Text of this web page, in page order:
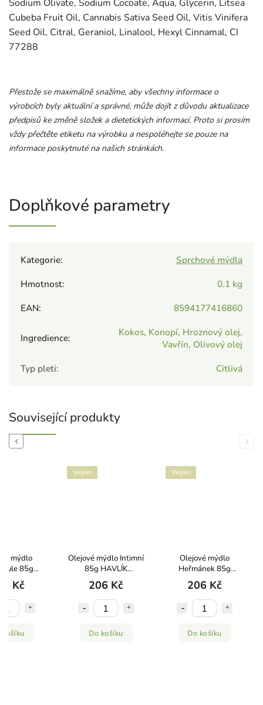
Sodium Olivate, Sodium Cocoate, Aqua, Glycerin, Litsea
Cubeba Fruit Oil, Cannabis Sativa Seed Oil, Vitis Vinifera
Seed Oil, Citral, Geraniol, Linalool, Hexyl Cinnamal, CI
77288
Přestože se maximálně snažíme, aby všechny informace o
výrobcích byly aktuální a správné, může dojít z důvodu aktualizace
předpisů ke změně složek a dietetických informací. Proto si prosím
vždy přečtěte etiketu na výrobku a nespoléhejte se pouze na
informace poskytnuté na našich stránkách.
Doplňkové parametry
Kategorie:
Sprchové mýdla
Hmotnost:
0.1 kg
EAN: 8594177416860
Ingredience:
Kokos, Konopí, Hroznový olej,
Vavřín, Olivový olej
Typ pleti: Citlivá
Související produkty
Previous
mýdlo
85g
Kč
košíku
Vegan
Olejové mýdlo Intimní
85g HAVLÍK
APOTÉKA
206 Kč
Do košíku
Vegan
Olejové mýdlo
Heřmánek 85g
HAVLÍK APOTÉKA
206 Kč
Do košíku
Next